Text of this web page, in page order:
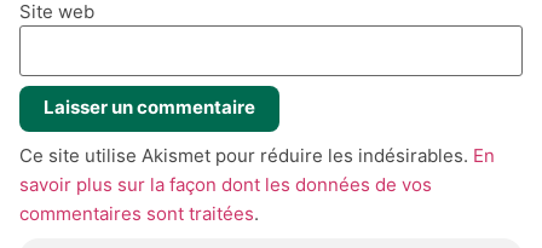
Site web
Ce site utilise Akismet pour réduire les indésirables. En
savoir plus sur la façon dont les données de vos
commentaires sont traitées.